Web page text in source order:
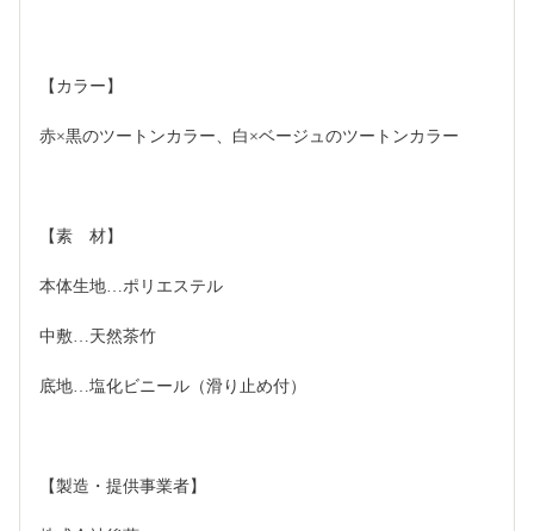
【カラー】
赤×黒のツートンカラー、白×ベージュのツートンカラー
【素　材】
本体生地…ポリエステル
中敷…天然茶竹
底地…塩化ビニール（滑り止め付）
【製造・提供事業者】